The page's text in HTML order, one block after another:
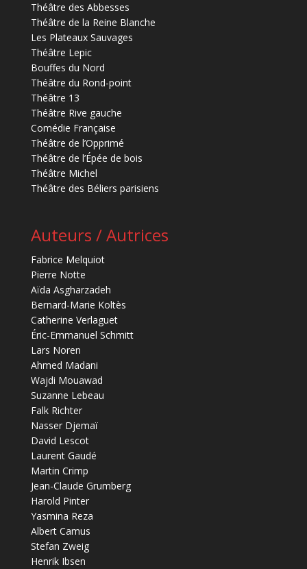
Théâtre des Abbesses
Théâtre de la Reine Blanche
Les Plateaux Sauvages
Théâtre Lepic
Bouffes du Nord
Théâtre du Rond-point
Théâtre 13
Théâtre Rive gauche
Comédie Française
Théâtre de l’Opprimé
Théâtre de l’Épée de bois
Théâtre Michel
Théâtre des Béliers parisiens
Auteurs / Autrices
Fabrice Melquiot
Pierre Notte
Aïda Asgharzadeh
Bernard-Marie Koltès
Catherine Verlaguet
Éric-Emmanuel Schmitt
Lars Noren
Ahmed Madani
Wajdi Mouawad
Suzanne Lebeau
Falk Richter
Nasser Djemaï
David Lescot
Laurent Gaudé
Martin Crimp
Jean-Claude Grumberg
Harold Pinter
Yasmina Reza
Albert Camus
Stefan Zweig
Henrik Ibsen